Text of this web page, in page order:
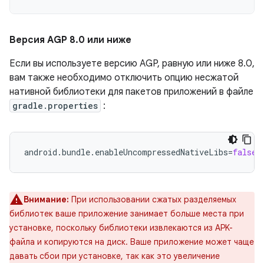
Версия AGP 8.0 или ниже
Если вы используете версию AGP, равную или ниже 8.0,
вам также необходимо отключить опцию несжатой
нативной библиотеки для пакетов приложений в файле
gradle.properties :
android.bundle.enableUncompressedNativeLibs=false
Внимание: При использовании сжатых разделяемых
библиотек ваше приложение занимает больше места при
установке, поскольку библиотеки извлекаются из APK-
файла и копируются на диск. Ваше приложение может чаще
давать сбои при установке, так как это увеличение